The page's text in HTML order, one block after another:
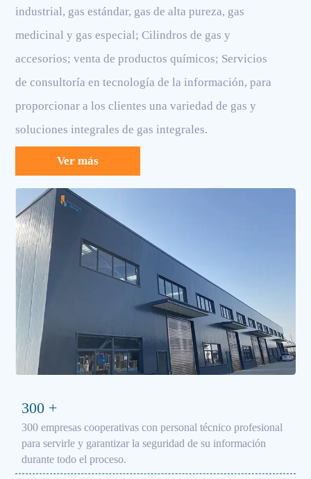
industrial, gas estándar, gas de alta pureza, gas
medicinal y gas especial; Cilindros de gas y
accesorios; venta de productos químicos; Servicios
de consultoría en tecnología de la información, para
proporcionar a los clientes una variedad de gas y
soluciones integrales de gas integrales.
Ver más
300 +
300 empresas cooperativas con personal técnico profesional
para servirle y garantizar la seguridad de su información
durante todo el proceso.